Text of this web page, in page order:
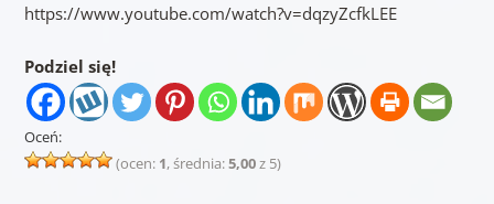
https://www.youtube.com/watch?v=dqzyZcfkLEE
Podziel się!
Oceń:
(ocen: 1, średnia:5,00z 5)